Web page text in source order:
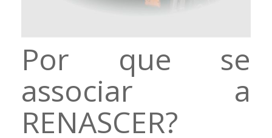
Por que se
associar a
RENASCER?